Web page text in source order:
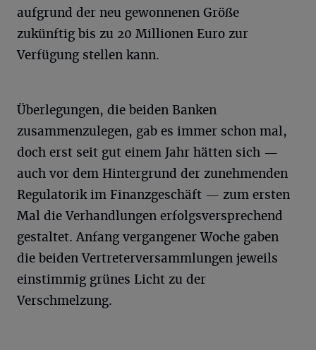
aufgrund der neu gewonnenen Größe
zukünftig bis zu 20 Millionen Euro zur
Verfügung stellen kann.
Überlegungen, die beiden Banken
zusammenzulegen, gab es immer schon mal,
doch erst seit gut einem Jahr hätten sich —
auch vor dem Hintergrund der zunehmenden
Regulatorik im Finanzgeschäft — zum ersten
Mal die Verhandlungen erfolgsversprechend
gestaltet. Anfang vergangener Woche gaben
die beiden Vertreterversammlungen jeweils
einstimmig grünes Licht zu der
Verschmelzung.